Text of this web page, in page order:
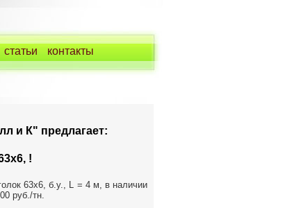
статьи контакты
и К" предлагает:
!
63х6, б.у., L = 4 м, в наличии
руб./тн.